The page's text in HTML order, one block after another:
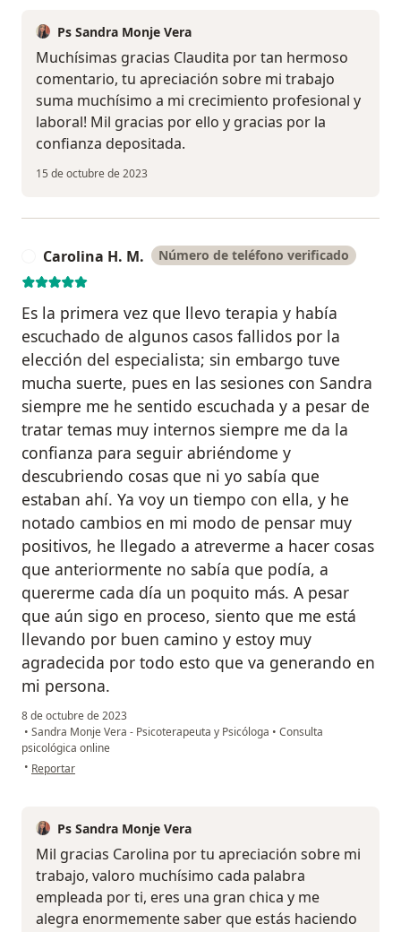
Ps Sandra Monje Vera
Muchísimas gracias Claudita por tan hermoso
comentario, tu apreciación sobre mi trabajo
suma muchísimo a mi crecimiento profesional y
laboral! Mil gracias por ello y gracias por la
confianza depositada.
15 de octubre de 2023
Carolina H. M. Número de teléfono verificado
Es la primera vez que llevo terapia y había
escuchado de algunos casos fallidos por la
elección del especialista; sin embargo tuve
mucha suerte, pues en las sesiones con Sandra
siempre me he sentido escuchada y a pesar de
tratar temas muy internos siempre me da la
confianza para seguir abriéndome y
descubriendo cosas que ni yo sabía que
estaban ahí. Ya voy un tiempo con ella, y he
notado cambios en mi modo de pensar muy
positivos, he llegado a atreverme a hacer cosas
que anteriormente no sabía que podía, a
quererme cada día un poquito más. A pesar
que aún sigo en proceso, siento que me está
llevando por buen camino y estoy muy
agradecida por todo esto que va generando en
mi persona.
8 de octubre de 2023
• Sandra Monje Vera - Psicoterapeuta y Psicóloga • Consulta
psicológica online
• en opinión del usuario Carolina H. M.
Reportar
Ps Sandra Monje Vera
Mil gracias Carolina por tu apreciación sobre mi
trabajo, valoro muchísimo cada palabra
empleada por ti, eres una gran chica y me
alegra enormemente saber que estás haciendo